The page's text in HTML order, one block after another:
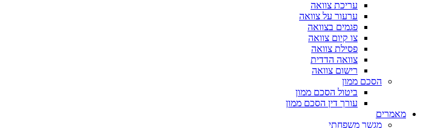
עריכת צוואה
ערעור על צוואה
פגמים בצוואה
צו קיום צוואה
פסילת צוואה
צוואה הדדית
רישום צוואה
הסכם ממון
ביטול הסכם ממון
עורך דין הסכם ממון
מאמרים
מגשר משפחתי